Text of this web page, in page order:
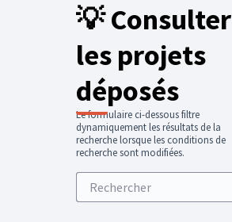
💡 Consulter
les projets
déposés
Le formulaire ci-dessous filtre
dynamiquement les résultats de la
recherche lorsque les conditions de
recherche sont modifiées.